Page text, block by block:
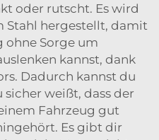
oder rutscht. Es wird
Stahl hergestellt, damit
ohne Sorge um
kannst, dank
Dadurch kannst du
weißt, dass der
Fahrzeug gut
Es gibt dir